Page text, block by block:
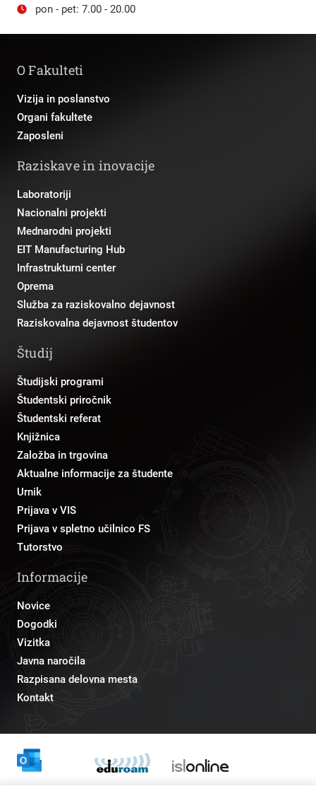
pon - pet: 7.00 - 20.00
O Fakulteti
Vizija in poslanstvo
Organi fakultete
Zaposleni
Raziskave in inovacije
Laboratoriji
Nacionalni projekti
Mednarodni projekti
EIT Manufacturing Hub
Infrastrukturni center
Oprema
Služba za raziskovalno dejavnost
Raziskovalna dejavnost študentov
Študij
Študijski programi
Študentski priročnik
Študentski referat
Knjižnica
Založba in trgovina
Aktualne informacije za študente
Urnik
Prijava v VIS
Prijava v spletno učilnico FS
Tutorstvo
Informacije
Novice
Dogodki
Vizitka
Javna naročila
Razpisana delovna mesta
Kontakt